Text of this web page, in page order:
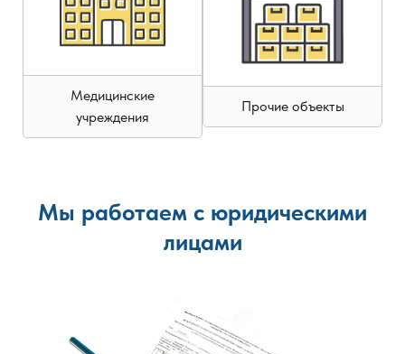
Медицинские
учреждения
Прочие объекты
Мы работаем с юридическими
лицами